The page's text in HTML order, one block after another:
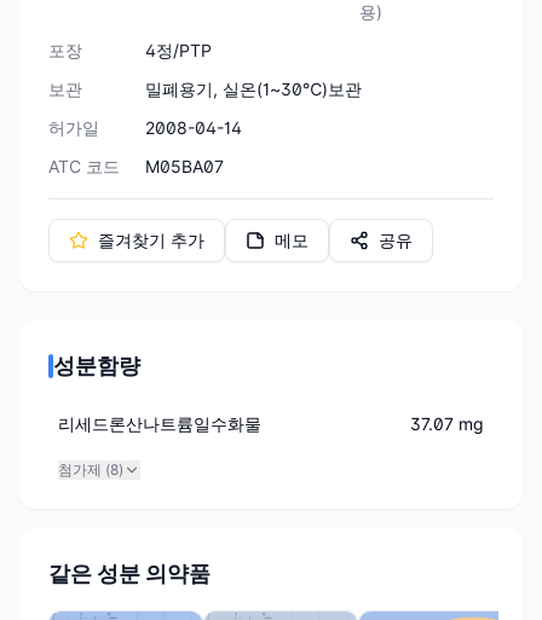
용)
포장
4정/PTP
보관
밀폐용기, 실온(1~30℃)보관
허가일
2008-04-14
ATC 코드
M05BA07
즐겨찾기 추가 메모 공유
성분함량
리세드론산나트륨일수화물 37.07 mg
첨가제 (8)
같은 성분 의약품